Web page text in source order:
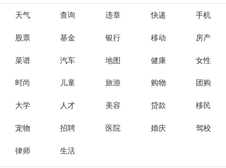
天气 查询 违章 快递 手机
股票 基金 银行 移动 房产
菜谱 汽车 地图 健康 女性
时尚 儿童 旅游 购物 团购
大学 人才 美容 贷款 移民
宠物 招聘 医院 婚庆 驾校
律师 生活